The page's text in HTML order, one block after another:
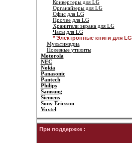
Конвертеры для LG
Органайзеры для LG
Офис для LG
Прочее для LG
Хранители экрана для LG
Часы для LG
* Электронные книги для LG
Мультимедиа
Полезные утилиты
Motorola
NEC
Nokia
Panasonic
Pantech
Philips
Samsung
Siemens
Sony Ericsson
Voxtel
При поддержке :